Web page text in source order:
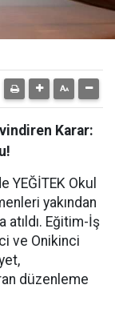
Karar:
YEĞİTEK Okul
yakından
atıldı. Eğitim-İş
ve Onikinci
düzenleme